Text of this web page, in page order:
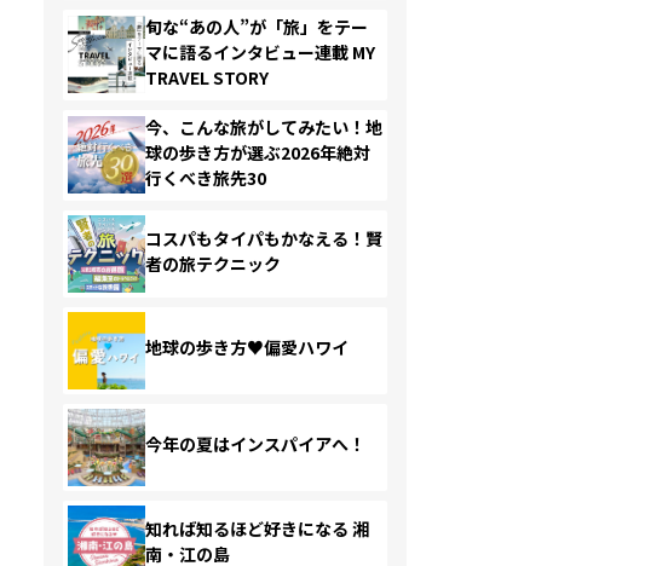
旬な“あの人”が「旅」をテー
マに語るインタビュー連載 MY
TRAVEL STORY
今、こんな旅がしてみたい！地
球の歩き方が選ぶ2026年絶対
行くべき旅先30
コスパもタイパもかなえる！賢
者の旅テクニック
地球の歩き方♥偏愛ハワイ
今年の夏はインスパイアへ！
知れば知るほど好きになる 湘
南・江の島